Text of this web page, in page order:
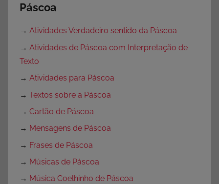
Páscoa
→ Atividades Verdadeiro sentido da Páscoa
→ Atividades de Páscoa com Interpretação de
Texto
→ Atividades para Páscoa
→ Textos sobre a Páscoa
→ Cartão de Páscoa
→ Mensagens de Páscoa
→ Frases de Páscoa
→ Músicas de Páscoa
→ Música Coelhinho de Páscoa